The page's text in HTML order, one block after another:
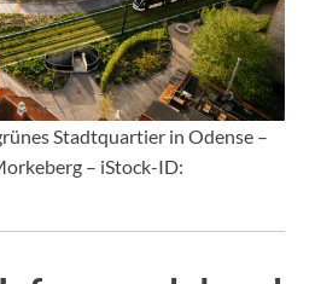
Stadtquartier in Odense –
– iStock-ID: